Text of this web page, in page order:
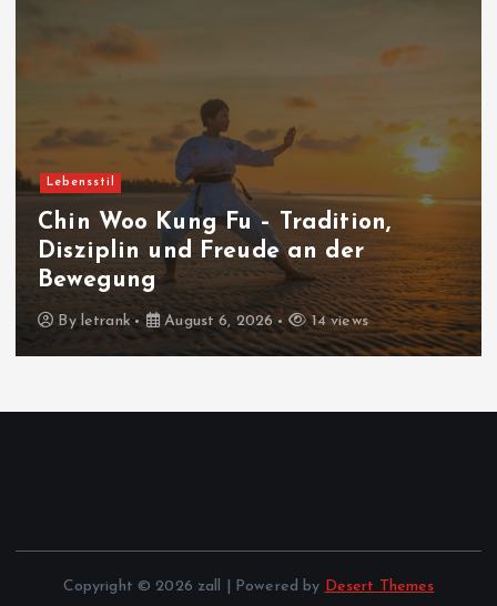
Lebensstil
Chin Woo Kung Fu – Tradition,
Disziplin und Freude an der
Bewegung
By letrank August 6, 2026 14 views
Copyright © 2026 zall | Powered by Desert Themes